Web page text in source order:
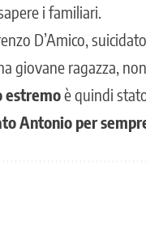
i familiari.
D’Amico,
giovane ragazza,
estremoè quindi
Antonio per